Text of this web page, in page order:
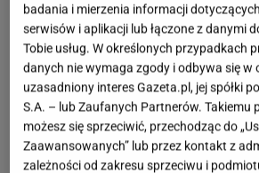
badania i mierzenia informacji
serwisów i aplikacji lub łączone z danymi
Tobie usług. W określonych przypadkach
danych nie wymaga zgody i odbywa się w
uzasadniony interes Gazeta.pl, jej spółki
S.A. – lub Zaufanych Partnerów. Takiemu
możesz się sprzeciwić, przechodząc do
Zaawansowanych” lub przez kontakt z
zależności od zakresu sprzeciwu i